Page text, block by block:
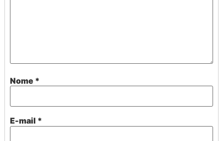
Nome *
E-mail *